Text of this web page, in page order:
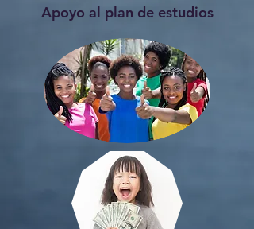
Apoyo al plan de estudios